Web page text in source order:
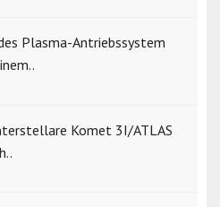
Plasma-Antriebssystem
Komet 3I/ATLAS